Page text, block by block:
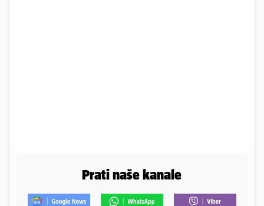
Prati naše kanale